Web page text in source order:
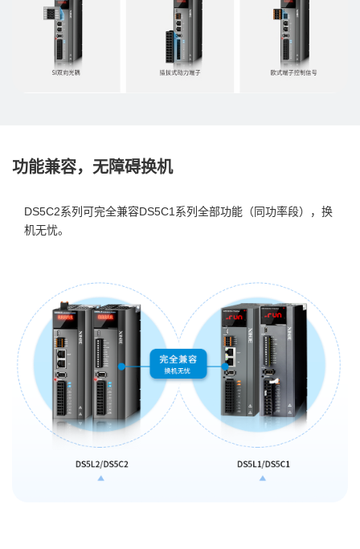
功能兼容，无障碍换机
DS5C2系列可完全兼容DS5C1系列全部功能（同功率段），换
机无忧。